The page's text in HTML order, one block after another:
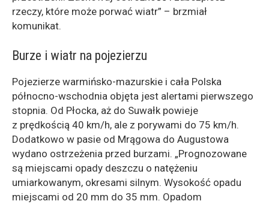
rzeczy, które może porwać wiatr” – brzmiał
komunikat.
Burze i wiatr na pojezierzu
Pojezierze warmińsko-mazurskie i cała Polska
północno-wschodnia objęta jest alertami pierwszego
stopnia. Od Płocka, aż do Suwałk powieje
z prędkością 40 km/h, ale z porywami do 75 km/h.
Dodatkowo w pasie od Mrągowa do Augustowa
wydano ostrzeżenia przed burzami. „Prognozowane
są miejscami opady deszczu o natężeniu
umiarkowanym, okresami silnym. Wysokość opadu
miejscami od 20 mm do 35 mm. Opadom